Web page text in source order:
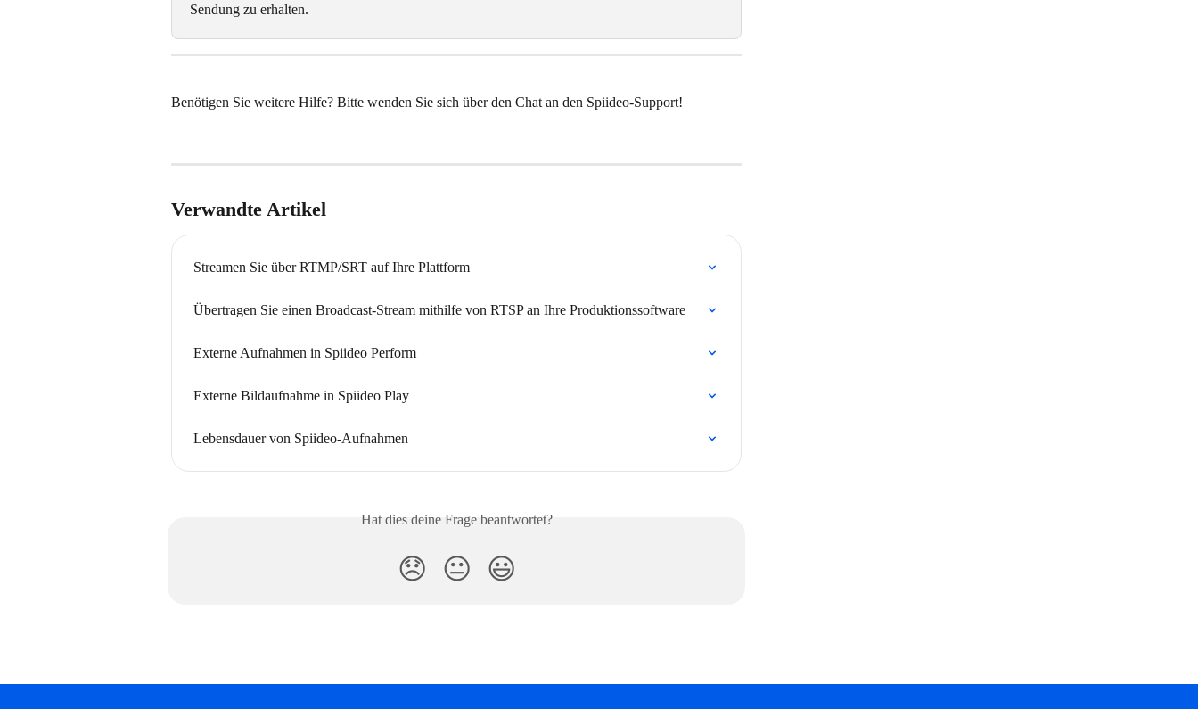
Sendung zu erhalten.
Benötigen Sie weitere Hilfe? Bitte wenden Sie sich über den Chat an den Spiideo-Support!
Verwandte Artikel
Streamen Sie über RTMP/SRT auf Ihre Plattform
Übertragen Sie einen Broadcast-Stream mithilfe von RTSP an Ihre Produktionssoftware
Externe Aufnahmen in Spiideo Perform
Externe Bildaufnahme in Spiideo Play
Lebensdauer von Spiideo-Aufnahmen
Hat dies deine Frage beantwortet?
😞 😐 😃